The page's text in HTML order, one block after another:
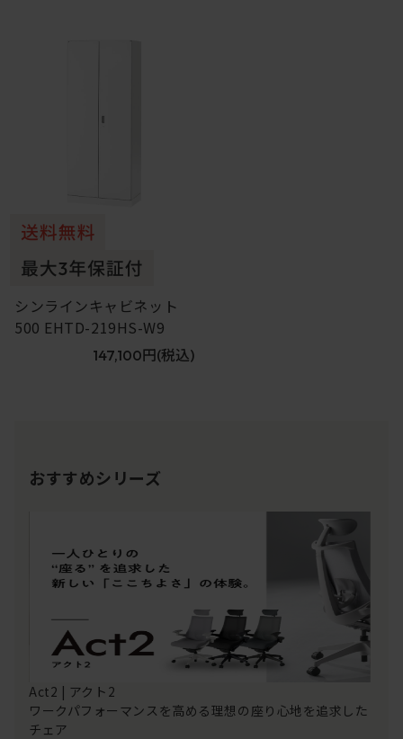
シンラインキャビネット
500 EHTD-219HS-W9
147,100円 (税込)
おすすめシリーズ
Act2 | アクト2
ワークパフォーマンスを高める理想の座り心地を追求した
チェア